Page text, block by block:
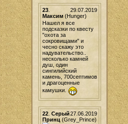
29.07.2019
23.
Максим(Hunger)
Нашел я все
подсказки по квесту
"охота за
сокровищами" и
чесно скажу это
надувательство..
несколько камней
душ, один
сингилийский
камень, 700септимов
и драгоценные
камушки.
27.06.2019
22. Серый
Принц (Grey_Prince)